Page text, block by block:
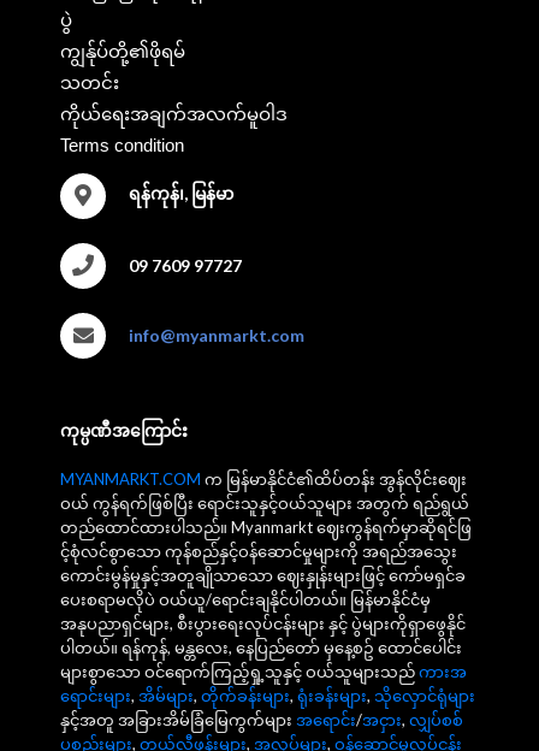
ပွဲ
ကျွန်ုပ်တို့၏ဖိုရမ်
သတင်း
ကိုယ်ရေးအချက်အလက်မူဝါဒ
Terms condition
ရန်ကုန်၊, မြန်မာ
09 7609 97727
info@myanmarkt.com
ကုမ္ပဏီအကြောင်း
MYANMARKT.COM က မြန်မာနိုင်ငံ၏ထိပ်တန်း အွန်လိုင်းဈေး
ဝယ် ကွန်ရက်ဖြစ်ပြီး ရောင်းသူနှင့်ဝယ်သူများ အတွက် ရည်ရွယ်
တည်ထောင်ထားပါသည်။ Myanmarkt ဈေးကွန်ရက်မှာဆိုရင်ဖြ
င့်စုံလင်စွာသော ကုန်စည်နှင့်ဝန်ဆောင်မှုများကို အရည်အသွေး
ကောင်းမွန်မှုနှင့်အတူချိုသာသော ဈေးနှုန်းများဖြင့် ကော်မရှင်ခ
ပေးစရာမလိုပဲ ဝယ်ယူ/ရောင်းချနိုင်ပါတယ်။ မြန်မာနိုင်ငံမှ
အနုပညာရှင်များ, စီးပွားရေးလုပ်ငန်းများ နှင့် ပွဲများကိုရှာဖွေနိုင်
ပါတယ်။ ရန်ကုန်, မန္တလေး, နေပြည်တော် မှနေ့စဥ် ထောင်ပေါင်း
များစွာသော ဝင်ရောက်ကြည့်ရှု့သူနှင့် ဝယ်သူများသည်ကားအ
ရောင်းများ, အိမ်များ, တိုက်ခန်းများ, ရုံးခန်းများ, သိုလှောင်ရုံများ
နှင့်အတူ အခြားအိမ်ခြံမြေကွက်များ အရောင်း/အငှား, လျှပ်စစ်
ပစ္စည်းများ, တယ်လီဖုန်းများ, အလုပ်များ, ဝန်ဆောင်မှုလုပ်ငန်း